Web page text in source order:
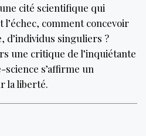
cité scientifique qui
comment concevoir
d’individus singuliers ?
une critique de l’inquiétante
s’affirme un
la liberté.